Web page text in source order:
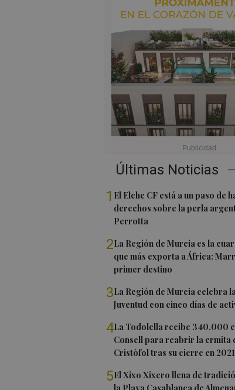
Últimas Noticias
1 El Elche CF está a un paso de
derechos sobre la perla
Perrotta
2La Región de Murcia es la
que más exporta a África:
primer destino
3La Región de Murcia celebra
Juventud con cinco días de
4La Todolella recibe 340.000
Consell para reabrir la ermita
Cristòfol tras su cierre en 2021
5El Xixo Xixero llena de